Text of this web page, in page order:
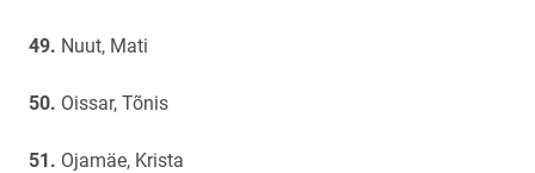
Nuut, Mati
Oissar, Tõnis
Ojamäe, Krista